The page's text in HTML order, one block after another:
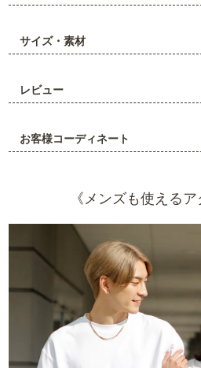
サイズ・素材
レビュー
お客様コーディネート
《メンズも使えるア